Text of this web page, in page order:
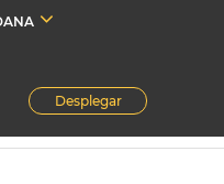
Desplegar